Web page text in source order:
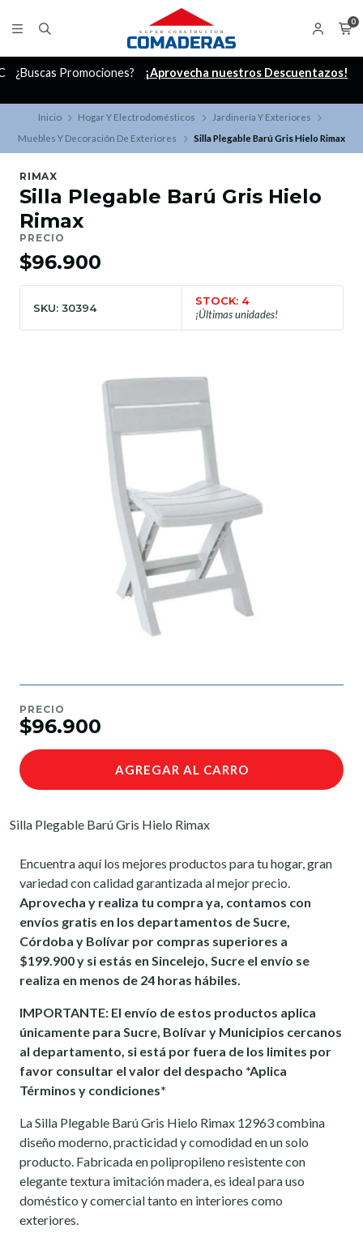
0
¿Buscas Promociones? ¡Aprovecha nuestros Descuentazos!
Inicio Hogar Y Electrodomésticos
Jardinería Y Exteriores
Muebles Y Decoración De Exteriores
Silla Plegable Barú Gris Hielo Rimax
RIMAX
Silla Plegable Barú Gris Hielo
Rimax
PRECIO
$96.900
SKU: 30394
STOCK: 4
¡Últimas unidades!
PRECIO
$96.900
AGREGAR AL CARRO
Silla Plegable Barú Gris Hielo Rimax
Encuentra aquí los mejores productos para tu hogar, gran
variedad con calidad garantizada al mejor precio.
Aprovecha y realiza tu compra ya, contamos con
envíos gratis en los departamentos de Sucre,
Córdoba y Bolívar por compras superiores a
$199.900 y si estás en Sincelejo, Sucre el envío se
realiza en menos de 24 horas hábiles.
IMPORTANTE: El envío de estos productos aplica
únicamente para Sucre, Bolívar y Municipios cercanos
al departamento, si está por fuera de los limites por
favor consultar el valor del despacho *Aplica
Términos y condiciones*
La Silla Plegable Barú Gris Hielo Rimax 12963 combina
diseño moderno, practicidad y comodidad en un solo
producto. Fabricada en polipropileno resistente con
elegante textura imitación madera, es ideal para uso
doméstico y comercial tanto en interiores como
exteriores.